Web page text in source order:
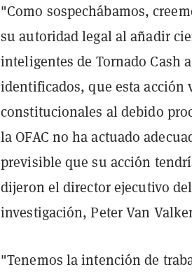
"Como sospechábamos,
su autoridad legal al añadir
inteligentes de Tornado Cash
identificados, que esta acción
constitucionales al debido
la OFAC no ha actuado
previsible que su acción
dijeron el director ejecutivo
investigación, Peter Van
"Tenemos la intención de